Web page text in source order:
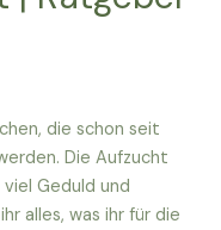
die schon seit
Die Aufzucht
Geduld und
alles, was ihr für die